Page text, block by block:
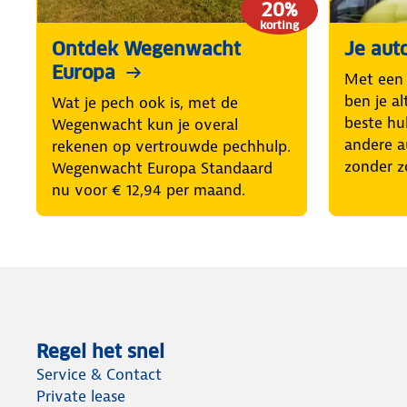
20%
korting
Ontdek Wegenwacht
Europa
Wat je pech ook is, met de
Wegenwacht kun je overal
rekenen op vertrouwde pechhulp.
Wegenwacht Europa Standaard
nu voor € 12,94 per maand.
Je
Met een
ben je
beste
andere
zonder
Regel het snel
Service & Contact
Private lease